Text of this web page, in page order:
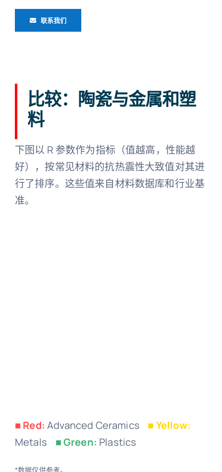
联系我们
比较：陶瓷与金属和塑
料
下图以 R 参数作为指标（值越高，性能越
好），按常见材料的抗热震性大致值对其进
行了排序。这些值来自材料数据库和行业基
准。
■ Red: Advanced Ceramics ■ Yellow:
Metals ■ Green: Plastics
*数据仅供参考。